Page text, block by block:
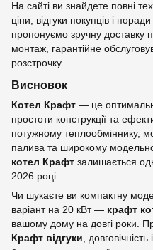
На сайті ви знайдете повні
ціни, відгуки покупців і
пропонуємо зручну доставку
монтаж, гарантійне
розстрочку.
Висновок
Котел Крафт — це
простоти конструкції та
потужному теплообміннику,
палива та широкому
котел Крафт залишається
2026 році.
Чи шукаєте ви компактну
варіант на 20 кВт — крафт
вашому дому на довгі роки.
Крафт відгуки ,